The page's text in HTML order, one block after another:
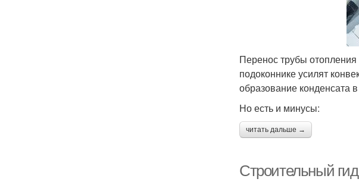
Перенос трубы
подоконнике усилят
образование конденсата
Но есть и минусы:
читать дальше →
Строительный